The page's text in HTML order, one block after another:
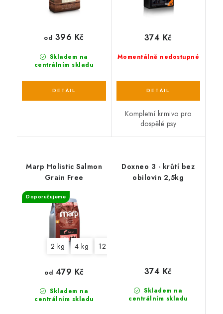
Skladem na
centrálním skladu
od 396 Kč
Momentálně nedostupné
374 Kč
Kompletní krmivo pro
dospělé psy
Marp Holistic Salmon
Grain Free
Doporučujeme
2 kg 4 kg 12 kg
Skladem na
centrálním skladu
od 479 Kč
Doxneo 3 - krůtí bez
obilovin 2,5kg
Skladem na
centrálním skladu
374 Kč